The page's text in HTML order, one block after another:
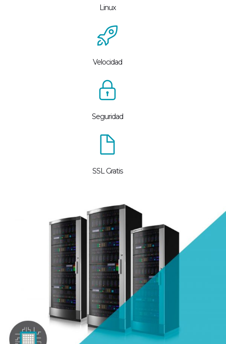
Linux
Velocidad
Seguridad
SSL Gratis